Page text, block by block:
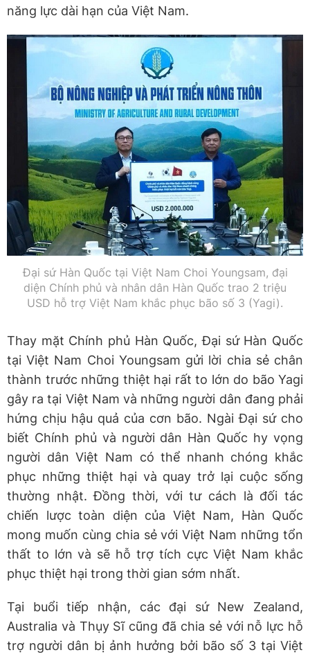
năng lực dài hạn của Việt Nam.
Đại sứ Hàn Quốc tại Việt Nam Choi Youngsam, đại
diện Chính phủ và nhân dân Hàn Quốc trao 2 triệu
USD hỗ trợ Việt Nam khắc phục bão số 3 (Yagi).
Thay mặt Chính phủ Hàn Quốc, Đại sứ Hàn Quốc
tại Việt Nam Choi Youngsam gửi lời chia sẻ chân
thành trước những thiệt hại rất to lớn do bão Yagi
gây ra tại Việt Nam và những người dân đang phải
hứng chịu hậu quả của cơn bão. Ngài Đại sứ cho
biết Chính phủ và người dân Hàn Quốc hy vọng
người dân Việt Nam có thể nhanh chóng khắc
phục những thiệt hại và quay trở lại cuộc sống
thường nhật. Đồng thời, với tư cách là đối tác
chiến lược toàn diện của Việt Nam, Hàn Quốc
mong muốn cùng chia sẻ với Việt Nam những tổn
thất to lớn và sẽ hỗ trợ tích cực Việt Nam khắc
phục thiệt hại trong thời gian sớm nhất.
Tại buổi tiếp nhận, các đại sứ New Zealand,
Australia và Thụy Sĩ cũng đã chia sẻ với nỗ lực hỗ
trợ người dân bị ảnh hưởng bởi bão số 3 tại Việt